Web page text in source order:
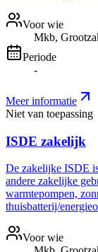
Voor wie
Mkb,
Periode
-
Meer informatie
Niet van toepassing
ISDE zakelijk
De zakelijke ISDE
andere zakelijke
warmtepompen,
thuisbatterij/
Voor wie